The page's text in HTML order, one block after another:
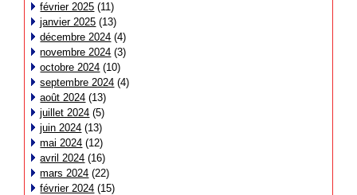
février 2025 (11)
janvier 2025 (13)
décembre 2024 (4)
novembre 2024 (3)
octobre 2024 (10)
septembre 2024 (4)
août 2024 (13)
juillet 2024 (5)
juin 2024 (13)
mai 2024 (12)
avril 2024 (16)
mars 2024 (22)
février 2024 (15)